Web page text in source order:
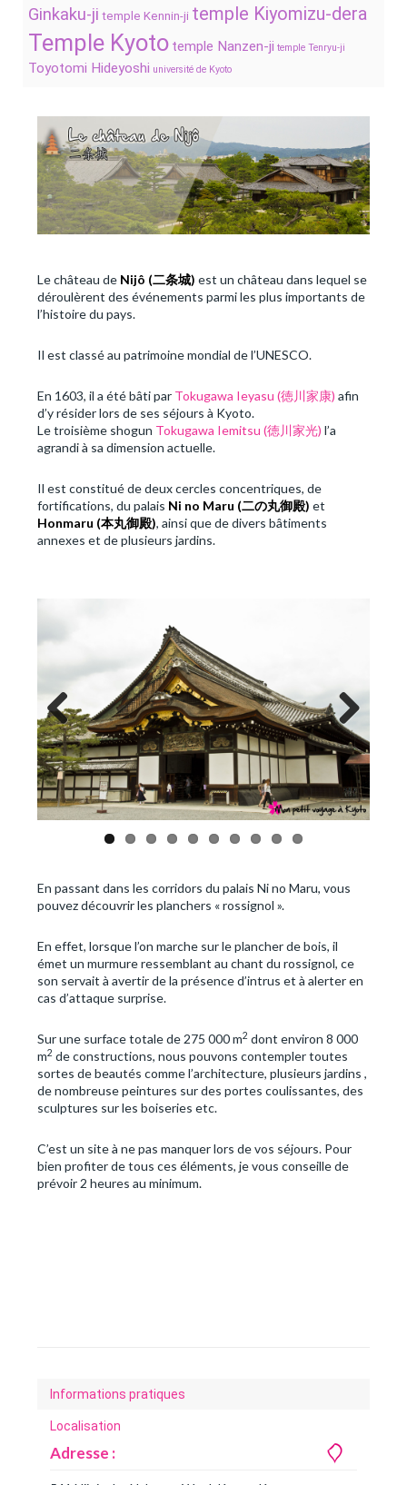
Ginkaku-ji temple Kennin-ji temple Kiyomizu-dera
Temple Kyoto temple Nanzen-ji temple Tenryu-ji
Toyotomi Hideyoshi université de Kyoto
Le château de Nijô (二条城) est un château dans lequel se
déroulèrent des événements parmi les plus importants de
l’histoire du pays.
Il est classé au patrimoine mondial de l’UNESCO.
En 1603, il a été bâti par Tokugawa Ieyasu (徳川家康) afin
d’y résider lors de ses séjours à Kyoto.
Le troisième shogun Tokugawa Iemitsu (徳川家光) l’a
agrandi à sa dimension actuelle.
Il est constitué de deux cercles concentriques, de
fortifications, du palais Ni no Maru (二の丸御殿) et
Honmaru (本丸御殿), ainsi que de divers bâtiments
annexes et de plusieurs jardins.
Previous Next
En passant dans les corridors du palais Ni no Maru, vous
pouvez découvrir les planchers « rossignol ».
En effet, lorsque l’on marche sur le plancher de bois, il
émet un murmure ressemblant au chant du rossignol, ce
son servait à avertir de la présence d’intrus et à alerter en
cas d’attaque surprise.
Sur une surface totale de 275 000 m2 dont environ 8 000
m2 de constructions, nous pouvons contempler toutes
sortes de beautés comme l’architecture, plusieurs jardins ,
de nombreuse peintures sur des portes coulissantes, des
sculptures sur les boiseries etc.
C’est un site à ne pas manquer lors de vos séjours. Pour
bien profiter de tous ces éléments, je vous conseille de
prévoir 2 heures au minimum.
Informations pratiques
Localisation
Adresse :